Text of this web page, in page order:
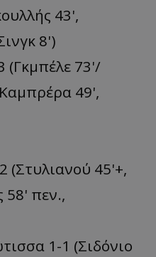
43',
8')
(Γκμπέλε 73'/
49',
(Στυλιανού 45'+,
58' πεν.,
1-1 (Σιδόνιο